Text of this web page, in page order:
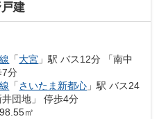
建
「大宮 」駅 バス12分 「南中
7分
「さいたま新都心 」駅 バス24
団地」 停歩4分
㎡